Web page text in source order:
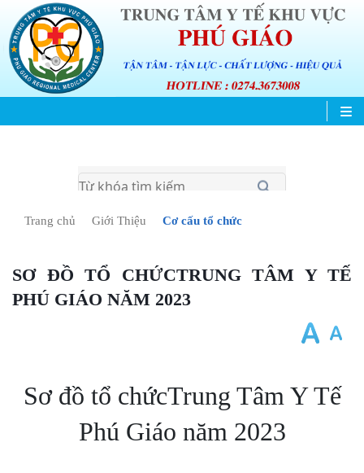
Trang chủ Giới Thiệu Cơ cấu tổ chức
SƠ ĐỒ TỔ CHỨCTRUNG TÂM Y TẾ
PHÚ GIÁO NĂM 2023
Sơ đồ tổ chứcTrung Tâm Y Tế
Phú Giáo năm 2023